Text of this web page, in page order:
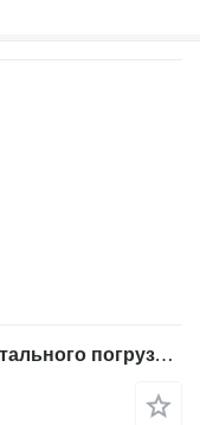
Пневмоклапан 9T-7426 для фронтального погрузчика Caterpillar 962G